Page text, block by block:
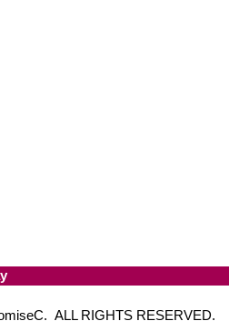
ALL RIGHTS RESERVED.